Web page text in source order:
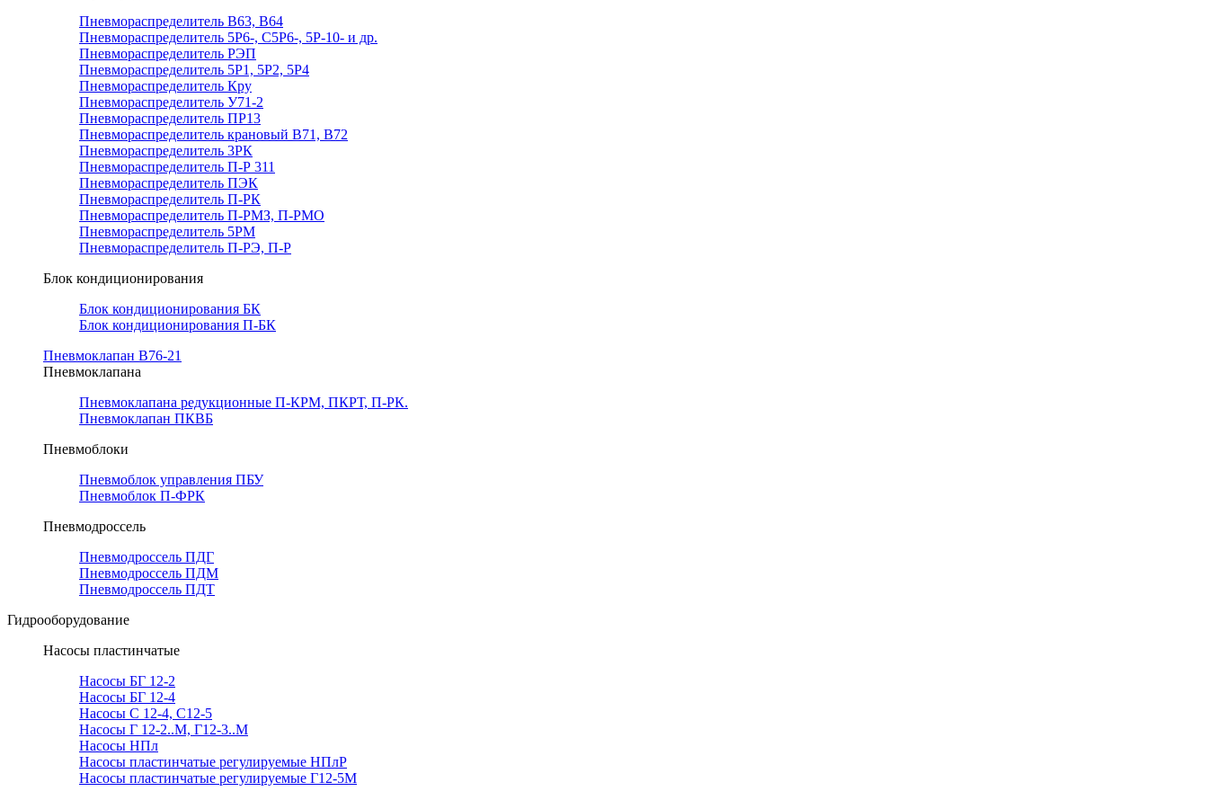
Пневмораспределитель В63, В64
Пневмораспределитель 5Р6-, С5Р6-, 5Р-10- и др.
Пневмораспределитель РЭП
Пневмораспределитель 5Р1, 5Р2, 5Р4
Пневмораспределитель Кру
Пневмораспределитель У71-2
Пневмораспределитель ПР13
Пневмораспределитель крановый В71, В72
Пневмораспределитель 3РК
Пневмораспределитель П-Р 311
Пневмораспределитель ПЭК
Пневмораспределитель П-РК
Пневмораспределитель П-РМЗ, П-РМО
Пневмораспределитель 5РМ
Пневмораспределитель П-РЭ, П-Р
Блок кондиционирования
Блок кондиционирования БК
Блок кондиционирования П-БК
Пневмоклапан В76-21
Пневмоклапана
Пневмоклапана редукционные П-КРМ, ПКРТ, П-РК.
Пневмоклапан ПКВБ
Пневмоблоки
Пневмоблок управления ПБУ
Пневмоблок П-ФРК
Пневмодроссель
Пневмодроссель ПДГ
Пневмодроссель ПДМ
Пневмодроссель ПДТ
Гидрооборудование
Насосы пластинчатые
Насосы БГ 12-2
Насосы БГ 12-4
Насосы С 12-4, С12-5
Насосы Г 12-2..М, Г12-3..М
Насосы НПл
Насосы пластинчатые регулируемые НПлР
Насосы пластинчатые регулируемые Г12-5М